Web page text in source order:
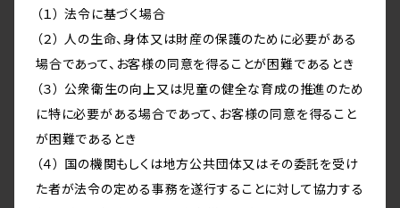
（１） 法令に基づく場合
（２） 人の生命、身体又は財産の保護のために必要がある
場合であって、お客様の同意を得ることが困難であるとき
（３） 公衆衛生の向上又は児童の健全な育成の推進のため
に特に必要がある場合であって、お客様の同意を得ること
が困難であるとき
（４） 国の機関もしくは地方公共団体又はその委託を受け
た者が法令の定める事務を遂行することに対して協力する